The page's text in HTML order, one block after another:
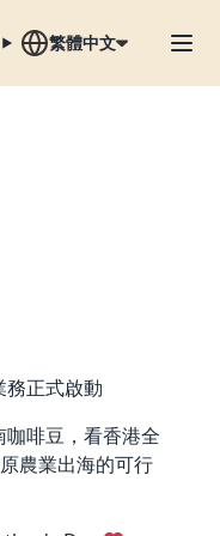
繁體中文
務正式啟動
啡豆，看香港全
農業出海的可行